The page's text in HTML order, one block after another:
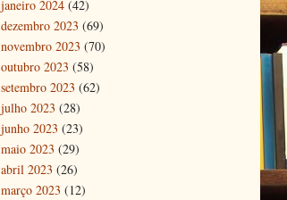
janeiro 2024 (42)
dezembro 2023 (69)
novembro 2023 (70)
outubro 2023 (58)
setembro 2023 (62)
julho 2023 (28)
junho 2023 (23)
maio 2023 (29)
abril 2023 (26)
março 2023 (12)